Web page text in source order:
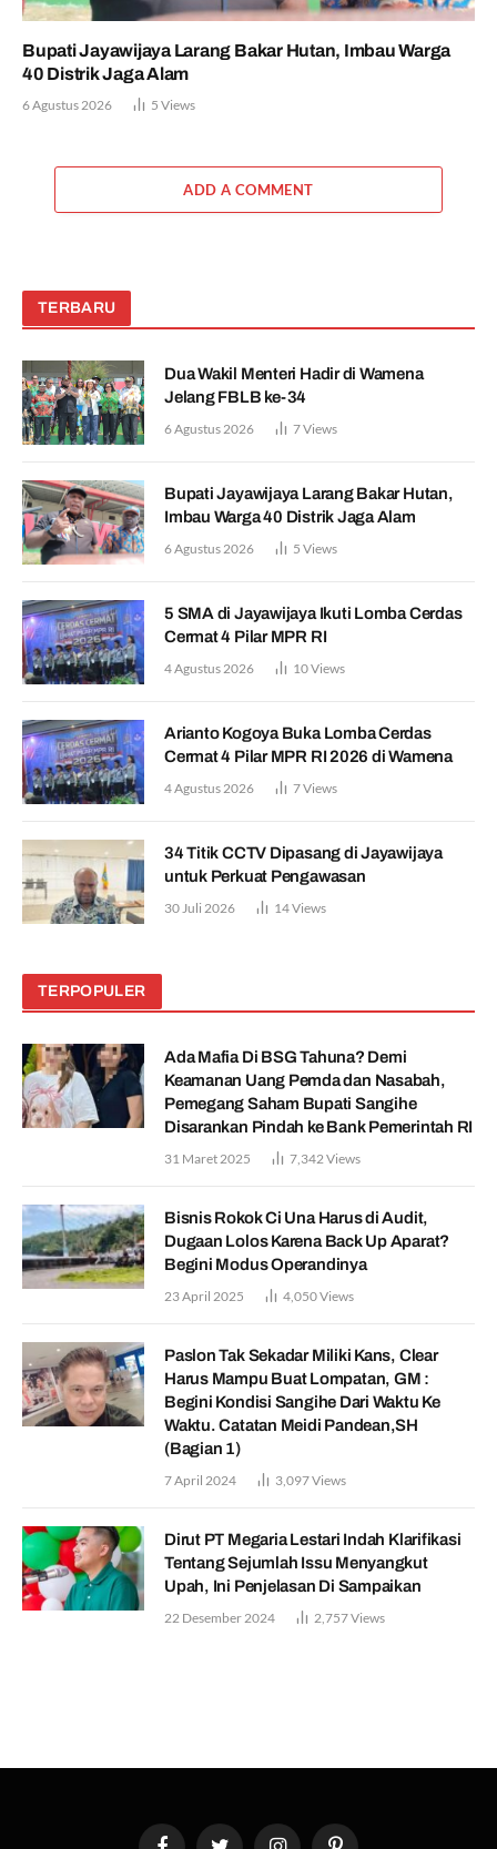
Bupati Jayawijaya Larang Bakar Hutan, Imbau Warga
40 Distrik Jaga Alam
6 Agustus 2026 5 Views
ADD A COMMENT
TERBARU
Dua Wakil Menteri Hadir di Wamena
Jelang FBLB ke-34
6 Agustus 2026 7Views
Bupati Jayawijaya Larang Bakar Hutan,
Imbau Warga 40 Distrik Jaga Alam
6 Agustus 2026 5 Views
5 SMA di Jayawijaya Ikuti Lomba Cerdas
Cermat 4 Pilar MPR RI
4 Agustus 2026 10Views
Arianto Kogoya Buka Lomba Cerdas
Cermat 4 Pilar MPR RI 2026 di Wamena
4 Agustus 2026 7Views
34 Titik CCTV Dipasang di Jayawijaya
untuk Perkuat Pengawasan
30 Juli 2026 14Views
TERPOPULER
Ada Mafia Di BSG Tahuna? Demi
Keamanan Uang Pemda dan Nasabah,
Pemegang Saham Bupati Sangihe
Disarankan Pindah ke Bank Pemerintah RI
31 Maret 2025 7,342 Views
Bisnis Rokok Ci Una Harus di Audit,
Dugaan Lolos Karena Back Up Aparat?
Begini Modus Operandinya
23 April 2025 4,050Views
Paslon Tak Sekadar Miliki Kans, Clear
Harus Mampu Buat Lompatan, GM :
Begini Kondisi Sangihe Dari Waktu Ke
Waktu. Catatan Meidi Pandean,SH
(Bagian 1)
7 April 2024 3,097Views
Dirut PT Megaria Lestari Indah Klarifikasi
Tentang Sejumlah Issu Menyangkut
Upah, Ini Penjelasan Di Sampaikan
22 Desember 2024 2,757Views